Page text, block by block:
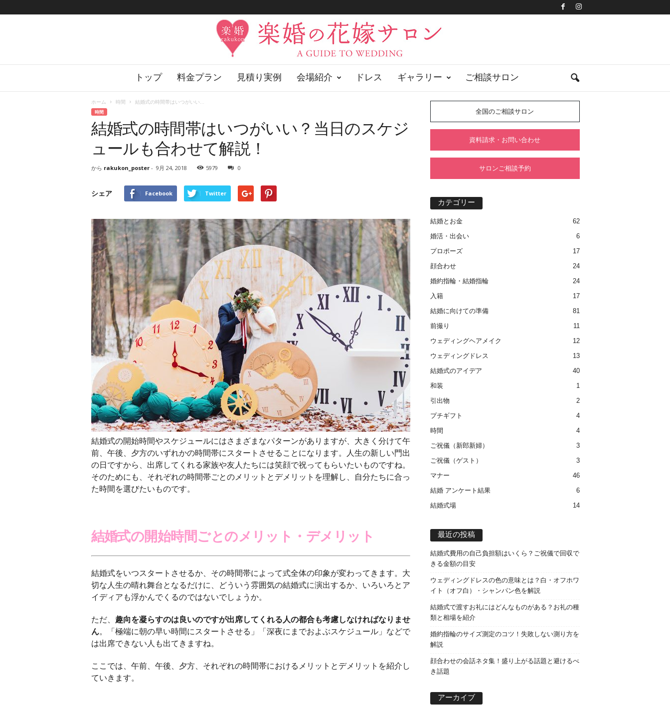
の
トップ 料金プラン 見積り実例 会場紹介 ドレス ギャラリー ご相談サロン
ホーム 時間 結婚式の時間帯はいつがいい...
時間
結婚式の時間帯はいつがいい？当日のスケジ
ュールも合わせて解説！
から rakukon_poster- 9月 24, 2018 5979 0
シェア Facebook Twitter
結婚式の開始時間やスケジュールにはさまざまなパターンがありますが、大きく分けて午
前、午後、夕方のいずれかの時間帯にスタートさせることになります。人生の新しい門出
の日ですから、出席してくれる家族や友人たちには笑顔で祝ってもらいたいものですね。
そのためにも、それぞれの時間帯ごとのメリットとデメリットを理解し、自分たちに合っ
た時間を選びたいものです。
結婚式の開始時間ごとのメリット・デメリット
結婚式をいつスタートさせるか、その時間帯によって式全体の印象が変わってきます。大
切な人生の晴れ舞台となるだけに、どういう雰囲気の結婚式に演出するか、いろいろとア
イディアも浮かんでくるのではないでしょうか。
ただ、 趣向を凝らすのは良いのですが出席してくれる人の都合も考慮しなければなりませ
ん。「極端に朝の早い時間にスタートさせる」「深夜にまでおよぶスケジュール」などで
は出席できない人も出てきますね。
ここでは、午前、午後、夕方、それぞれの時間帯におけるメリットとデメリットを紹介し
ていきます。
全国のご相談サロン
資料請求・お問い合わせ
サロンご相談予約
カテゴリー
結婚とお金
62
婚活・出会い
6
プロポーズ
17
顔合わせ
24
婚約指輪・結婚指輪
24
入籍
17
結婚に向けての準備
81
前撮り
11
ウェディングヘアメイク
12
ウェディングドレス
13
結婚式のアイデア
40
和装
1
引出物
2
プチギフト
4
時間
4
ご祝儀（新郎新婦）
3
ご祝儀（ゲスト）
3
マナー
46
結婚 アンケート結果
6
結婚式場
14
最近の投稿
結婚式費用の自己負担額はいくら？ご祝儀で回収で
きる金額の目安
ウェディングドレスの色の意味とは？白・オフホワ
イト（オフ白）・シャンパン色を解説
結婚式で渡すお礼にはどんなものがある？お礼の種
類と相場を紹介
婚約指輪のサイズ測定のコツ！失敗しない測り方を
解説
顔合わせの会話ネタ集！盛り上がる話題と避けるべ
き話題
アーカイブ